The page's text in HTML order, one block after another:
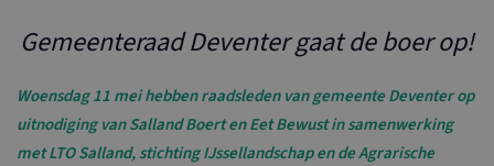
Gemeenteraad Deventer gaat de boer op!
Woensdag 11 mei hebben raadsleden van gemeente Deventer op
uitnodiging van Salland Boert en Eet Bewust in samenwerking
met LTO Salland, stichting IJssellandschap en de Agrarische